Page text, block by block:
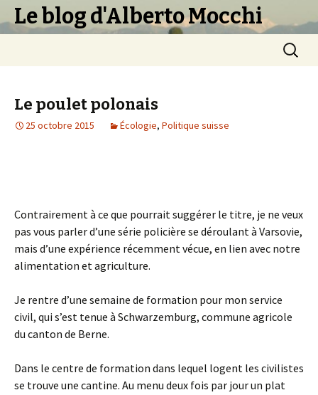
Le blog d'Alberto Mocchi
Le poulet polonais
25 octobre 2015 Écologie, Politique suisse
Contrairement à ce que pourrait suggérer le titre, je ne veux
pas vous parler d’une série policière se déroulant à Varsovie,
mais d’une expérience récemment vécue, en lien avec notre
alimentation et agriculture.
Je rentre d’une semaine de formation pour mon service
civil, qui s’est tenue à Schwarzemburg, commune agricole
du canton de Berne.
Dans le centre de formation dans lequel logent les civilistes
se trouve une cantine. Au menu deux fois par jour un plat